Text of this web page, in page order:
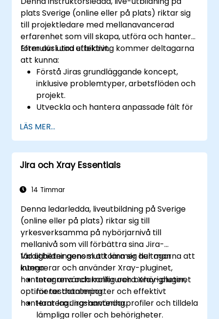
plats Sverige (online eller på plats) riktar sig
till projektledare med mellanavancerad
erfarenhet som vill skapa, utföra och hantera
formulär i Jira effektivt.
Efter avslutad utbildning kommer deltagarna
att kunna:
Förstå Jiras grundläggande koncept,
inklusive problemtyper, arbetsflöden och
projekt.
Utveckla och hantera anpassade fält för
Optimerar formrelaterade processer för
olika projekttyper och team.
LÄS MER...
Jira och Xray Essentials
14 Timmar
Denna ledarledda, liveutbildning på Sverige
(online eller på plats) riktar sig till
yrkesverksamma på nybörjarnivå till
mellanivå som vill förbättra sina Jira-
färdigheter genom att lära sig hur man
integrerar och använder Xray-pluginet,
hanterar användarroller och behörigheter,
optimerar dataimporter och effektivt
hanterar lagringshantering.
Vid utbildningens slut kommer deltagarna att
kunna:
Integrera och konfigurera Xray-pluginet
för testhantering.
Hantera Jira-användarprofiler och tilldela
lämpliga roller och behörigheter.